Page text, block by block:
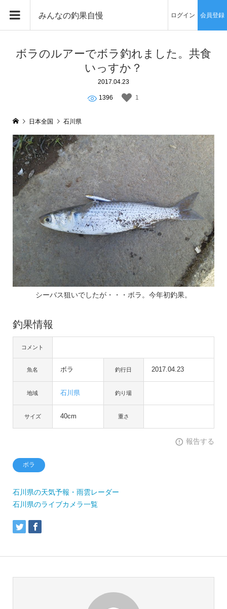
みんなの釣果自慢 ログイン 会員登録
ボラのルアーでボラ釣れました。共食
いっすか？
2017.04.23
1396 1
日本全国 石川県
シーバス狙いでしたが・・・ボラ。今年初釣果。
釣果情報
コメント
魚名 ボラ 釣行日 2017.04.23
地域 石川県 釣り場
サイズ 40cm 重さ
報告する
ボラ
石川県の天気予報・雨雲レーダー
石川県のライブカメラ一覧